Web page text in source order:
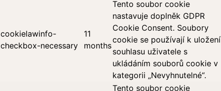
cookielawinfo-
checkbox-necessary
11
months
Tento soubor cookie
nastavuje doplněk GDPR
Cookie Consent. Soubory
cookie se používají k uložení
souhlasu uživatele s
ukládáním souborů cookie v
kategorii „Nevyhnutelné“.
Tento soubor cookie